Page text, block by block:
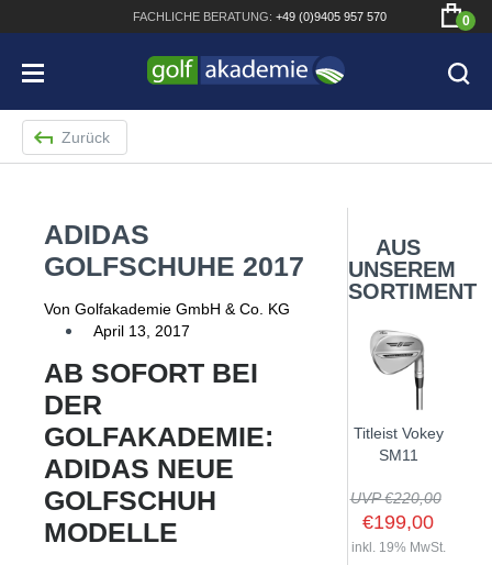
FACHLICHE BERATUNG: +49 (0)9405 957 570 0
Bridgestone JGR Driver 2018
Cobra King F8+ Driver
Titleist Pro V1x mit gratis Schriftaufdruck
Zurück
ADIDAS
GOLFSCHUHE 2017
Von Golfakademie GmbH & Co. KG
April 13, 2017
AB SOFORT BEI
DER
GOLFAKADEMIE:
ADIDAS NEUE
GOLFSCHUH
MODELLE
AUS
UNSEREM
SORTIMENT
Titleist Vokey
SM11
UVP €220,00
€199,00
inkl. 19% MwSt.